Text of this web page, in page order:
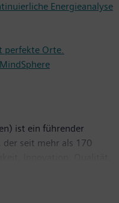
Energieanalyse
perfekte Orte.
ist ein führender
seit mehr als 170